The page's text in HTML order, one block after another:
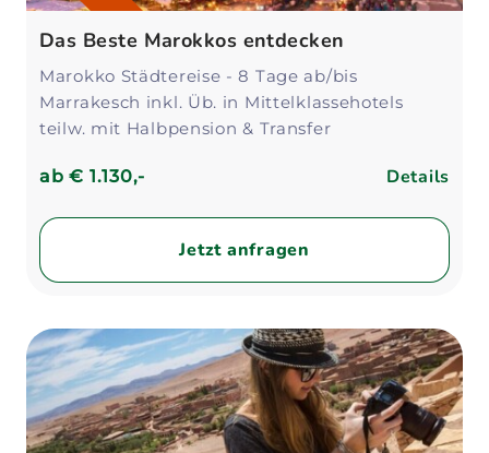
Das Beste Marokkos entdecken
Marokko Städtereise - 8 Tage ab/bis
Marrakesch inkl. Üb. in Mittelklassehotels
teilw. mit Halbpension & Transfer
ab€ 1.130,- Details
Jetzt anfragen